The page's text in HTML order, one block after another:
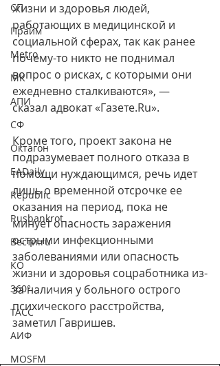
СП
Прайм
Metro
МК
АПИ
СФ
Октагон
EADaily
Republic
Rusbankrot
Вести.ru
КО
360°
ТАСС
АИФ
MOSFM
жизни и здоровья людей,
работающих в медицинской и
социальной сферах, так как ранее
почему-то никто не поднимал
вопрос о рисках, с которыми они
ежедневно сталкиваются», —
сказал адвокат «Газете.Ru».
Кроме того, проект закона не
подразумевает полного отказа в
помощи нуждающимся, речь идет
лишь о временной отсрочке ее
оказания на период, пока не
минует опасность заражения
острыми инфекционными
заболеваниями или опасность
жизни и здоровья соцработника из-
за наличия у больного острого
психического расстройства,
заметил Гавришев.